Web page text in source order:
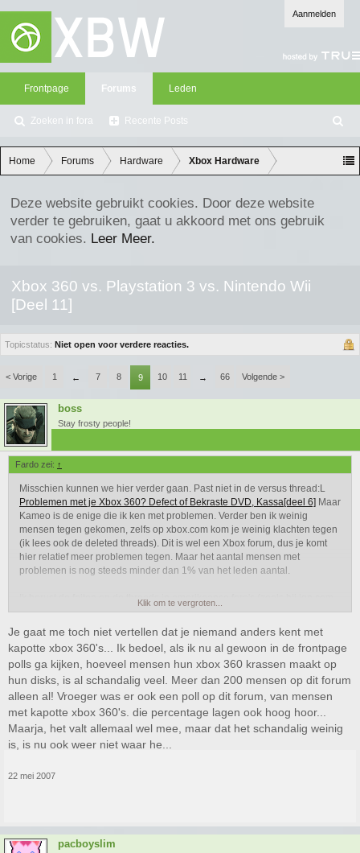
Aanmelden
Frontpage Forums
Zoeken in fora Recente Posts
Leden
oe
ke
n
Home Forums Hardware Xbox Hardware
Deze website gebruikt cookies. Door deze website
verder te gebruiken, gaat u akkoord met ons gebruik
van cookies. Leer Meer.
Xbox 360 vs. Playstation 3 vs. Nintendo Wii
[Deel 11]
Topicstatus: Niet open voor verdere reacties.
< Vorige 1 ← 7 8 9 10 11 → 66 Volgende >
boss
Stay frosty people!
Fardo zei: ↑
Misschien kunnen we hier verder gaan. Past niet in de versus thread:L
Problemen met je Xbox 360? Defect of Bekraste DVD, Kassa[deel 6] Maar
Kameo is de enige die ik ken met problemen. Verder ben ik weinig
mensen tegen gekomen, zelfs op xbox.com kom je weinig klachten tegen
(ik lees ook de deleted threads). Dit is wel een Xbox forum, dus je komt
hier relatief meer problemen tegen. Maar het aantal mensen met
problemen is nog steeds minder dan 1% van het leden aantal.
Ik berust de feiten op de threads in amerikaanse fora's (zoals bij ign.com
en het xbox.com forum)
Klik om te vergroten...
Je gaat me toch niet vertellen dat je niemand anders kent met
kapotte xbox 360's... Ik bedoel, als ik nu al gewoon in de frontpage
polls ga kijken, hoeveel mensen hun xbox 360 krassen maakt op
hun disks, is al schandalig veel. Meer dan 200 mensen op dit forum
alleen al! Vroeger was er ook een poll op dit forum, van mensen
met kapotte xbox 360's. die percentage lagen ook hoog hoor...
Maarja, het valt allemaal wel mee, maar dat het schandalig weinig
is, is nu ook weer niet waar he...
22 mei 2007
pacboyslim